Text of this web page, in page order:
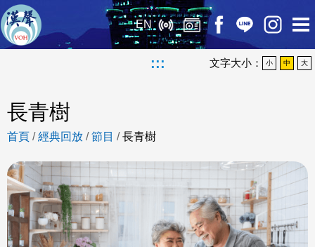
EN
::: 文字大小： 小 中 大
長青樹
首頁 /經典回放 /節目 /長青樹